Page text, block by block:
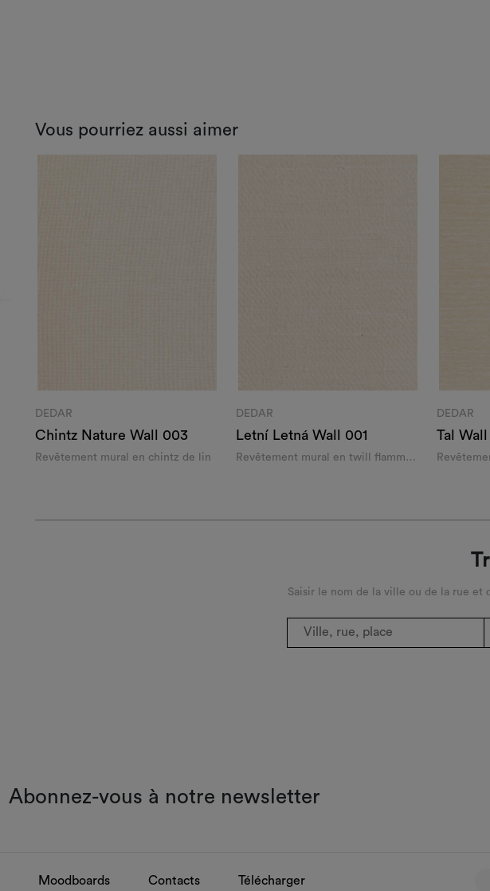
Vous pourriez aussi aimer
DEDAR
Chintz Nature Wall 003
Revêtement mural en chintz de lin
DEDAR
Letní Letná Wall 001
Revêtement mural en twill flammé
DEDAR
Tal Wall
Saisir le nom de la ville ou de la rue et
Abonnez-vous à notre newsletter
Moodboards Contacts Télécharger